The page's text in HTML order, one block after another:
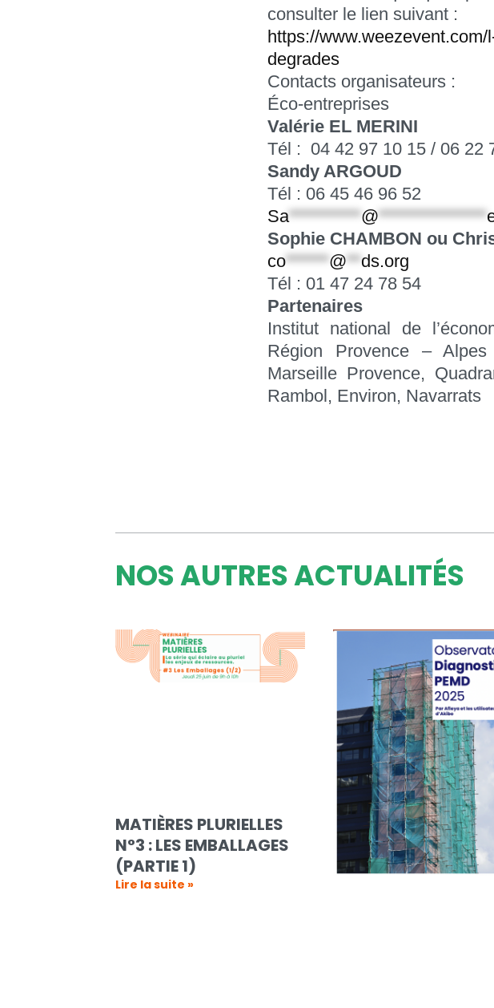
consulter le lien suivant :
https://
degrades
Contacts organisateurs :
Éco-entreprises
Valérie EL MERINI
Tél : 04 42 97 10 15 / 06 22
Sandy ARGOUD
Tél : 06 45 46 96 52
Sa**********@***************
Sophie CHAMBON ou
co******@**ds.org
Tél : 01 47 24 78 54
Partenaires
Institut national de
Région Provence –
Marseille Provence,
Rambol, Environ, Navarrats
NOS AUTRES ACTUALITÉS
MATIÈRES PLURIELLES
N°3 : LES EMBALLAGES
(PARTIE 1)
Lire la suite »